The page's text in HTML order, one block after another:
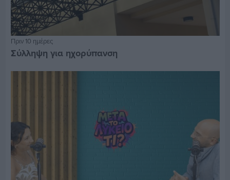
Πριν 10 ημέρες
Σύλληψη για ηχορύπανση